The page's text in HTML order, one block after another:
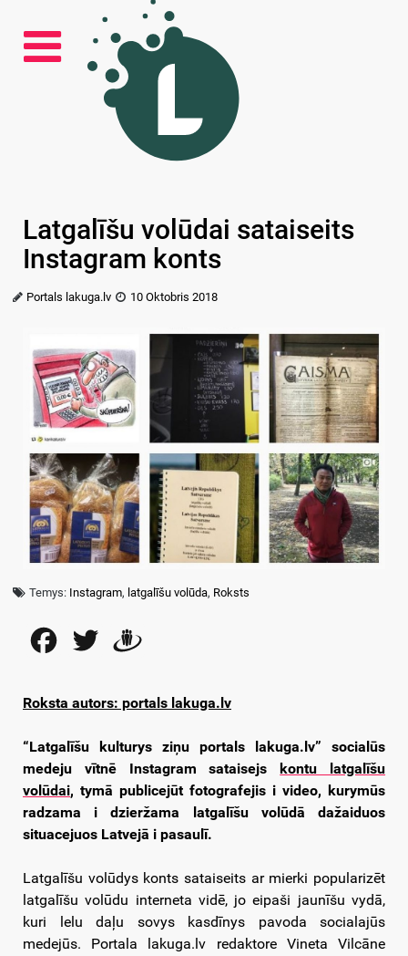
Latgalīšu volūdai sataiseits
Instagram konts
Portals lakuga.lv 10 Oktobris 2018
Temys: Instagram, latgalīšu volūda, Roksts
FacebookTwitter
Roksta autors: portals lakuga.lv
“Latgalīšu kulturys ziņu portals lakuga.lv” socialūs
medeju vītnē Instagram sataisejs
kontu latgalīšu
volūdai, tymā publicejūt fotografejis i video, kurymūs
radzama i dzieržama latgalīšu volūdā dažaiduos
situacejuos Latvejā i pasaulī.
Latgalīšu volūdys konts sataiseits ar mierki popularizēt
latgalīšu volūdu interneta vidē, jo eipaši jaunīšu vydā,
kuri lelu daļu sovys kasdīnys pavoda socialajūs
medejūs. Portala lakuga.lv redaktore Vineta Vilcāne